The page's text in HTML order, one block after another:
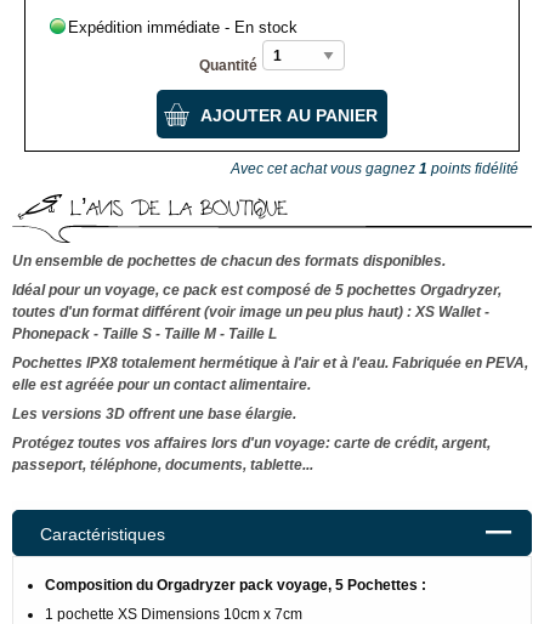
Expédition immédiate - En stock
Quantité
Avec cet achat vous gagnez 1 points fidélité
L’AVIS DE LA BOUTIQUE
Un ensemble de pochettes de chacun des formats disponibles.
Idéal pour un voyage, ce pack est composé de 5 pochettes Orgadryzer,
toutes d'un format différent (voir image un peu plus haut) : XS Wallet -
Phonepack - Taille S - Taille M - Taille L
Pochettes IPX8 totalement hermétique à l'air et à l'eau. Fabriquée en PEVA,
elle est agréée pour un contact alimentaire.
Les versions 3D offrent une base élargie.
Protégez toutes vos affaires lors d'un voyage: carte de crédit, argent,
passeport, téléphone, documents, tablette...
Caractéristiques
Composition du Orgadryzer pack voyage, 5 Pochettes :
1 pochette XS Dimensions 10cm x 7cm